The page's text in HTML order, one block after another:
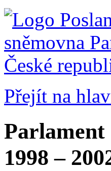
Přejít na
Parlament
1998 –